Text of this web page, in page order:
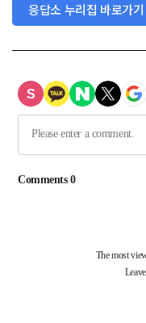
응답소 누리집 바로가기